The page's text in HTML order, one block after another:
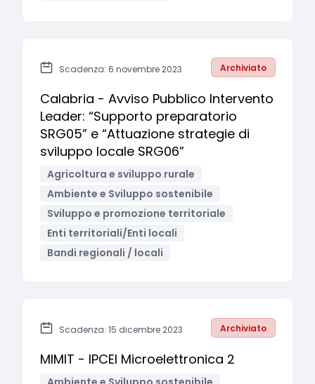
Scadenza: 6 novembre 2023 Archiviato
Calabria - Avviso Pubblico Intervento
Leader: “Supporto preparatorio
SRG05” e “Attuazione strategie di
sviluppo locale SRG06”
Agricoltura e sviluppo rurale
Ambiente e Sviluppo sostenibile
Sviluppo e promozione territoriale
Enti territoriali/Enti locali
Bandi regionali / locali
Scadenza: 15 dicembre 2023 Archiviato
MIMIT - IPCEI Microelettronica 2